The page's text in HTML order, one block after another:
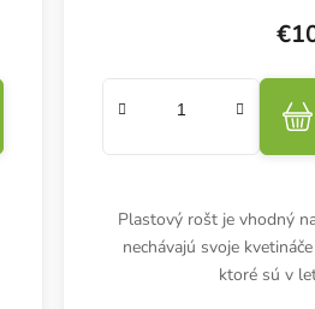
Plastový rošt je vhodný
nechávajú svoje
ktoré sú v